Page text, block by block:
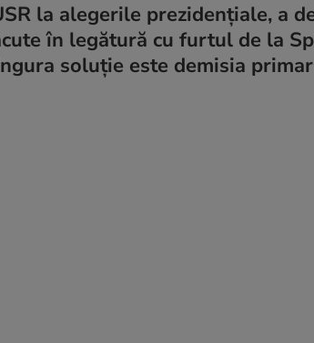
la alegerile prezidențiale, a
în legătură cu furtul de la
soluție este demisia